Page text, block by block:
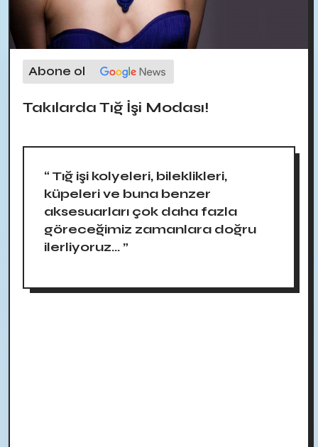
Abone ol
Takılarda Tığ İşi Modası!
“ Tığ işi kolyeleri, bileklikleri,
küpeleri ve buna benzer
aksesuarları çok daha fazla
göreceğimiz zamanlara doğru
ilerliyoruz... ”